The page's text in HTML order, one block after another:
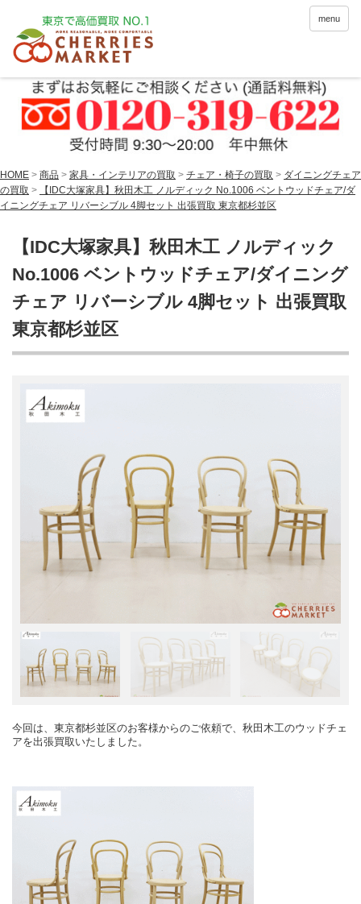
menu
HOME > 商品 > 家具・インテリアの買取 > チェア・椅子の買取 > ダイニングチェア
の買取 >
【IDC大塚家具】秋田木工 ノルディック No.1006 ベントウッドチェア/ダ
イニングチェア リバーシブル 4脚セット 出張買取 東京都杉並区
【IDC大塚家具】秋田木工 ノルディック
No.1006 ベントウッドチェア/ダイニング
チェア リバーシブル 4脚セット 出張買取
東京都杉並区
今回は、東京都杉並区のお客様からのご依頼で、秋田木工のウッドチェ
アを出張買取いたしました。